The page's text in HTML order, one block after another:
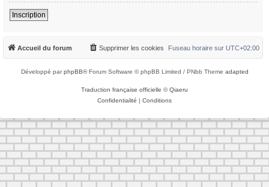
Inscription
Accueil du forum Fuseau horaire sur UTC+02:00
Supprimer les cookies
Développé parphpBB® Forum Software © phpBB Limited / PNbb Theme adapted
Traduction française officielle ©Qiaeru
Confidentialité | Conditions